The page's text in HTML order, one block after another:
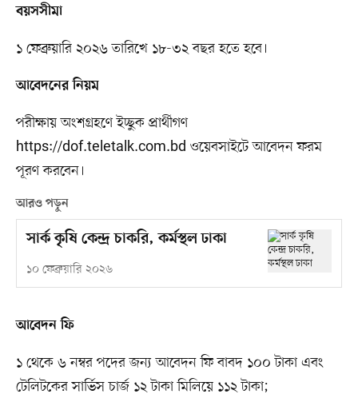
বয়সসীমা
১ ফেব্রুয়ারি ২০২৬ তারিখে ১৮-৩২ বছর হতে হবে।
আবেদনের নিয়ম
পরীক্ষায় অংশগ্রহণে ইচ্ছুক প্রার্থীগণ
https://dof.teletalk.com.bd ওয়েবসাইটে আবেদন ফরম
পূরণ করবেন।
আরও পড়ুন
সার্ক কৃষি কেন্দ্র চাকরি, কর্মস্থল ঢাকা
১০ ফেব্রুয়ারি ২০২৬
আবেদন ফি
১ থেকে ৬ নম্বর পদের জন্য আবেদন ফি বাবদ ১০০ টাকা এবং
টেলিটকের সার্ভিস চার্জ ১২ টাকা মিলিয়ে ১১২ টাকা;